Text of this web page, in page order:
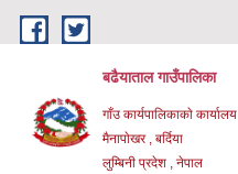
Skip to main content
बढैयाताल गाउँपालिका
गाँउ कार्यपालिकाकाे कार्यालय
मैनापाेखर , बर्दिया
लुम्बिनी प्रदेश , नेपाल